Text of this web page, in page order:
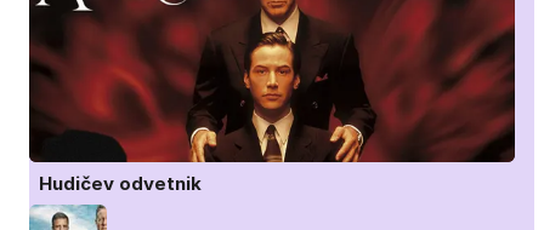
Hudičev odvetnik